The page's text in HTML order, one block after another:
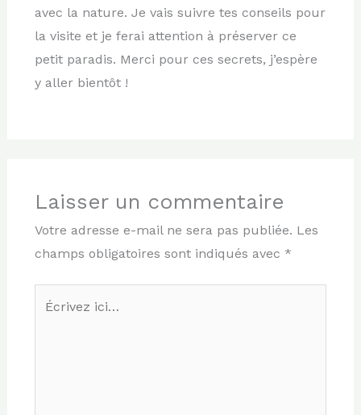
avec la nature. Je vais suivre tes conseils pour
la visite et je ferai attention à préserver ce
petit paradis. Merci pour ces secrets, j’espère
y aller bientôt !
Laisser un commentaire
Votre adresse e-mail ne sera pas publiée. Les
champs obligatoires sont indiqués avec *